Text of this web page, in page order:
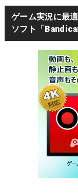
ゲーム実況に最
ソフト「